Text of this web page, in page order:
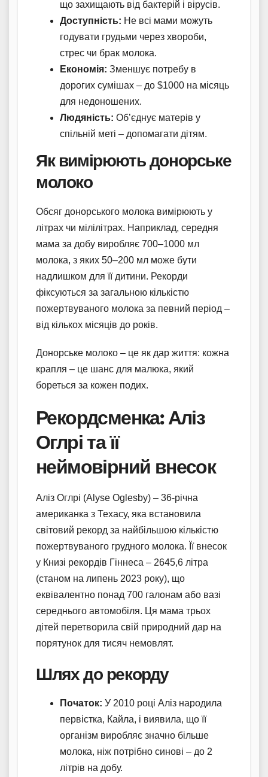
що захищають від бактерій і вірусів.
Доступність: Не всі мами можуть
годувати грудьми через хвороби,
стрес чи брак молока.
Економія: Зменшує потребу в
дорогих сумішах – до $1000 на місяць
для недоношених.
Людяність: Об’єднує матерів у
спільній меті – допомагати дітям.
Як вимірюють донорське
молоко
Обсяг донорського молока вимірюють у
літрах чи мілілітрах. Наприклад, середня
мама за добу виробляє 700–1000 мл
молока, з яких 50–200 мл може бути
надлишком для її дитини. Рекорди
фіксуються за загальною кількістю
пожертвуваного молока за певний період –
від кількох місяців до років.
Донорське молоко – це як дар життя: кожна
крапля – це шанс для малюка, який
бореться за кожен подих.
Рекордсменка: Аліз
Оглрі та її
неймовірний внесок
Аліз Оглрі (Alyse Oglesby) – 36-річна
американка з Техасу, яка встановила
світовий рекорд за найбільшою кількістю
пожертвуваного грудного молока. Її внесок
у Книзі рекордів Гіннеса – 2645,6 літра
(станом на липень 2023 року), що
еквівалентно понад 700 галонам або вазі
середнього автомобіля. Ця мама трьох
дітей перетворила свій природний дар на
порятунок для тисяч немовлят.
Шлях до рекорду
Початок: У 2010 році Аліз народила
первістка, Кайла, і виявила, що її
організм виробляє значно більше
молока, ніж потрібно синові – до 2
літрів на добу.